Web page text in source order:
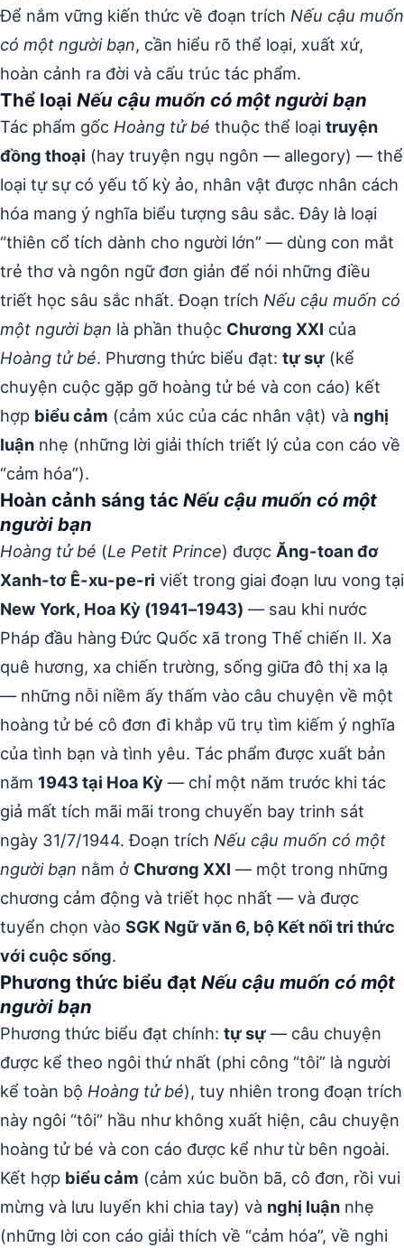
Để nắm vững kiến thức về đoạn trích Nếu cậu muốn
có một người bạn, cần hiểu rõ thể loại, xuất xứ,
hoàn cảnh ra đời và cấu trúc tác phẩm.
Thể loại Nếu cậu muốn có một người bạn
Tác phẩm gốc Hoàng tử bé thuộc thể loại truyện
đồng thoại (hay truyện ngụ ngôn — allegory) — thể
loại tự sự có yếu tố kỳ ảo, nhân vật được nhân cách
hóa mang ý nghĩa biểu tượng sâu sắc. Đây là loại
“thiên cổ tích dành cho người lớn” — dùng con mắt
trẻ thơ và ngôn ngữ đơn giản để nói những điều
triết học sâu sắc nhất. Đoạn trích Nếu cậu muốn có
một người bạn là phần thuộc Chương XXI của
Hoàng tử bé. Phương thức biểu đạt: tự sự (kể
chuyện cuộc gặp gỡ hoàng tử bé và con cáo) kết
hợp biểu cảm (cảm xúc của các nhân vật) và nghị
luận nhẹ (những lời giải thích triết lý của con cáo về
“cảm hóa”).
Hoàn cảnh sáng tác Nếu cậu muốn có một
người bạn
Hoàng tử bé (Le Petit Prince) được Ăng-toan đơ
Xanh-tơ Ê-xu-pe-ri viết trong giai đoạn lưu vong tại
New York, Hoa Kỳ (1941–1943) — sau khi nước
Pháp đầu hàng Đức Quốc xã trong Thế chiến II. Xa
quê hương, xa chiến trường, sống giữa đô thị xa lạ
— những nỗi niềm ấy thấm vào câu chuyện về một
hoàng tử bé cô đơn đi khắp vũ trụ tìm kiếm ý nghĩa
của tình bạn và tình yêu. Tác phẩm được xuất bản
năm 1943 tại Hoa Kỳ — chỉ một năm trước khi tác
giả mất tích mãi mãi trong chuyến bay trinh sát
ngày 31/7/1944. Đoạn trích Nếu cậu muốn có một
người bạn nằm ở Chương XXI — một trong những
chương cảm động và triết học nhất — và được
tuyển chọn vào SGK Ngữ văn 6, bộ Kết nối tri thức
với cuộc sống.
Phương thức biểu đạt Nếu cậu muốn có một
người bạn
Phương thức biểu đạt chính: tự sự — câu chuyện
được kể theo ngôi thứ nhất (phi công “tôi” là người
kể toàn bộ Hoàng tử bé), tuy nhiên trong đoạn trích
này ngôi “tôi” hầu như không xuất hiện, câu chuyện
hoàng tử bé và con cáo được kể như từ bên ngoài.
Kết hợp biểu cảm (cảm xúc buồn bã, cô đơn, rồi vui
mừng và lưu luyến khi chia tay) và nghị luận nhẹ
(những lời con cáo giải thích về “cảm hóa”, về nghi